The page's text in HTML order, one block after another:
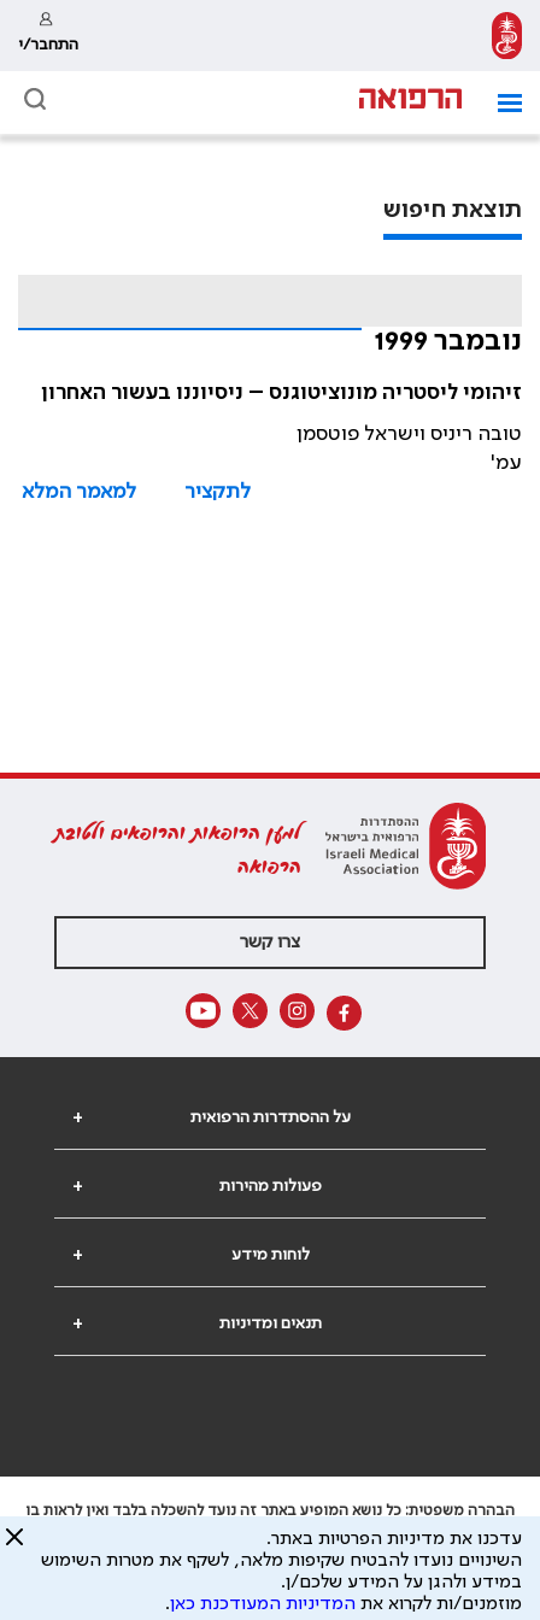
התחבר/י
תוצאת חיפוש
נובמבר 1999
זיהומי ליסטריה מונוציטוגנס – ניסיוננו בעשור האחרון
טובה ריניס וישראל פוטסמן
עמ'
לתקציר
למאמר המלא
למען הרופאות והרופאים ולטובת
הרפואה
צרו קשר
+ על ההסתדרות הרפואית
+ פעולות מהירות
+ לוחות מידע
+ תנאים ומדיניות
הבהרה משפטית: כל נושא המופיע באתר זה נועד להשכלה בלבד ואין לראות בו
ייעוץ רפואי או משפטי. אין הר"י אחראית לתוכן המתפרסם באתר זה ולכל נזק
שעלול להיגרם.
ידוע לי שהר"י אוספת ושומרת מידע אישי לצורך מתן השרות וכי חלק ממנו עשוי
להיות מועבר לצדדים שלישיים, הכל בכפוף למדיניות הפרטיות
עדכנו את מדיניות הפרטיות באתר.
השינויים נועדו להבטיח שקיפות מלאה, לשקף את מטרות השימוש
במידע ולהגן על המידע שלכם/ן.
מוזמנים/ות לקרוא את המדיניות המעודכנת כאן.